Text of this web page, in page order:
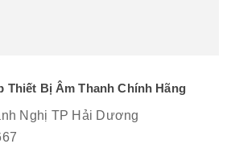
Thiết Bị Âm Thanh Chính Hãng
Nghị TP Hải Dương